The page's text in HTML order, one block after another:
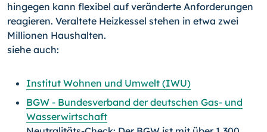
hingegen kann flexibel auf veränderte Anforderungen
reagieren. Veraltete Heizkessel stehen in etwa zwei
Millionen Haushalten.
siehe auch:
Institut Wohnen und Umwelt (IWU)
BGW - Bundesverband der deutschen Gas- und
Wasserwirtschaft